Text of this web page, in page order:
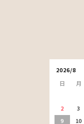
2026/8
日
月
2
3
9
10